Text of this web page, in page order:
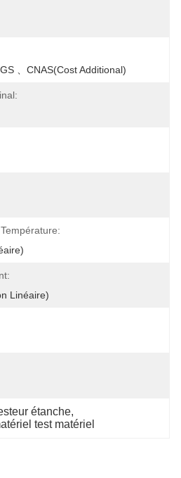
、CNAS(cost Additional)
Linéaire)
étanche,
test matériel